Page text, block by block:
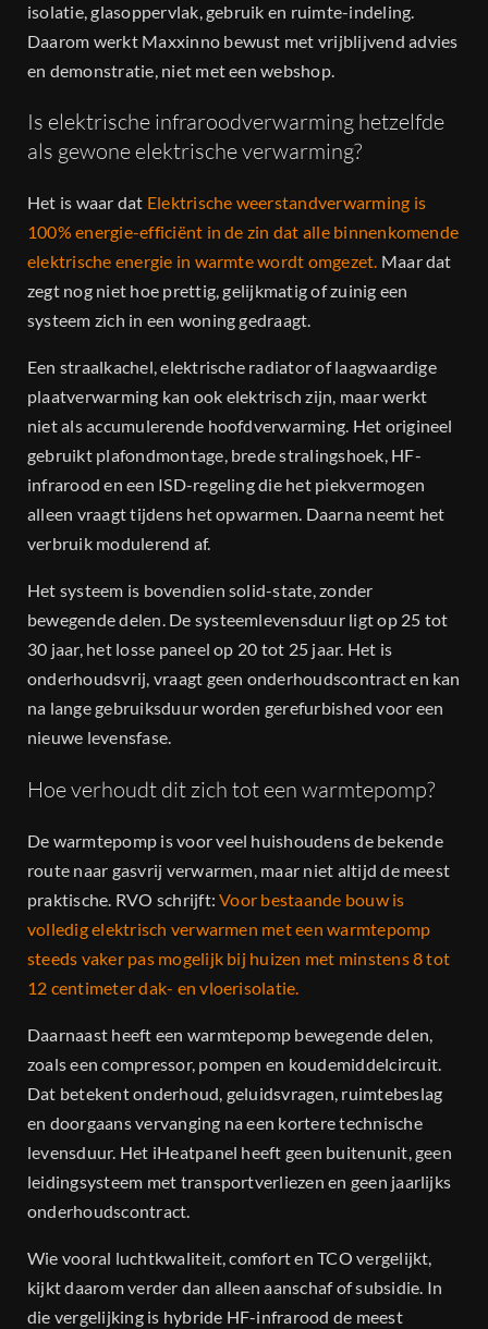
isolatie, glasoppervlak, gebruik en ruimte-indeling.
Daarom werkt Maxxinno bewust met vrijblijvend advies
en demonstratie, niet met een webshop.
Is elektrische infraroodverwarming hetzelfde
als gewone elektrische verwarming?
Het is waar dat Elektrische weerstandverwarming is
100% energie-efficiënt in de zin dat alle binnenkomende
elektrische energie in warmte wordt omgezet. Maar dat
zegt nog niet hoe prettig, gelijkmatig of zuinig een
systeem zich in een woning gedraagt.
Een straalkachel, elektrische radiator of laagwaardige
plaatverwarming kan ook elektrisch zijn, maar werkt
niet als accumulerende hoofdverwarming. Het origineel
gebruikt plafondmontage, brede stralingshoek, HF-
infrarood en een ISD-regeling die het piekvermogen
alleen vraagt tijdens het opwarmen. Daarna neemt het
verbruik modulerend af.
Het systeem is bovendien solid-state, zonder
bewegende delen. De systeemlevensduur ligt op 25 tot
30 jaar, het losse paneel op 20 tot 25 jaar. Het is
onderhoudsvrij, vraagt geen onderhoudscontract en kan
na lange gebruiksduur worden gerefurbished voor een
nieuwe levensfase.
Hoe verhoudt dit zich tot een warmtepomp?
De warmtepomp is voor veel huishoudens de bekende
route naar gasvrij verwarmen, maar niet altijd de meest
praktische. RVO schrijft:Voor bestaande bouw is
volledig elektrisch verwarmen met een warmtepomp
steeds vaker pas mogelijk bij huizen met minstens 8 tot
12 centimeter dak- en vloerisolatie.
Daarnaast heeft een warmtepomp bewegende delen,
zoals een compressor, pompen en koudemiddelcircuit.
Dat betekent onderhoud, geluidsvragen, ruimtebeslag
en doorgaans vervanging na een kortere technische
levensduur. Het iHeatpanel heeft geen buitenunit, geen
leidingsysteem met transportverliezen en geen jaarlijks
onderhoudscontract.
Wie vooral luchtkwaliteit, comfort en TCO vergelijkt,
kijkt daarom verder dan alleen aanschaf of subsidie. In
die vergelijking is hybride HF-infrarood de meest